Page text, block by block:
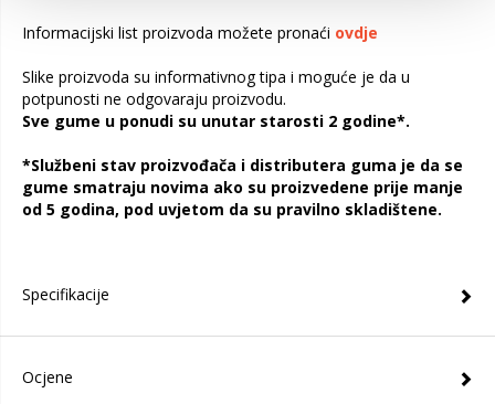
Informacijski list proizvoda možete pronaći ovdje
Slike proizvoda su informativnog tipa i moguće je da u
potpunosti ne odgovaraju proizvodu.
Sve gume u ponudi su unutar starosti 2 godine*.
*Službeni stav proizvođača i distributera guma je da se
gume smatraju novima ako su proizvedene prije manje
od 5 godina, pod uvjetom da su pravilno skladištene.
Specifikacije
Ocjene